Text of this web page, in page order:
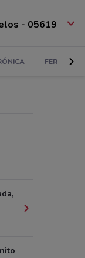
- 05619